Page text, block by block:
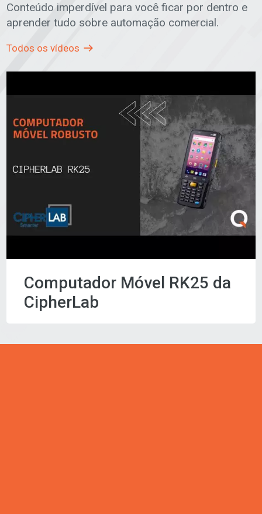
Conteúdo imperdível para você ficar por dentro e
aprender tudo sobre automação comercial.
Todos os vídeos
Computador Móvel RK25 da
CipherLab